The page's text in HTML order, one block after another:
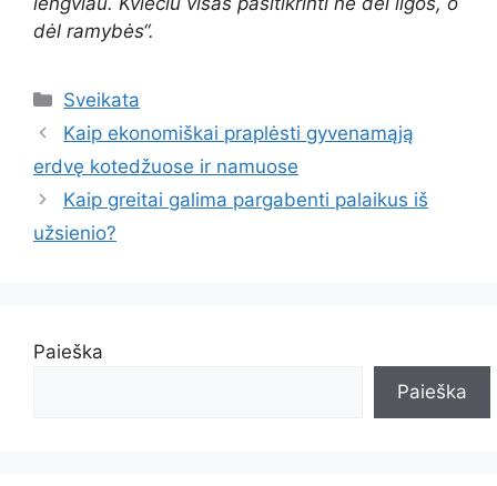
dėl ramybės“.
Kategorijos
Sveikata
Kaip ekonomiškai praplėsti gyvenamąją
erdvę kotedžuose ir namuose
Kaip greitai galima pargabenti palaikus iš
užsienio?
Paieška
Paieška